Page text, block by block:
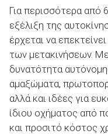
Για περισσότερα από
εξέλιξη της
έρχεται να
των μετακινήσεων.
δυνατότητα
αμαξώματα,
αλλά και ιδέες για
ίδιου οχήματος από
και προσιτό κόστος